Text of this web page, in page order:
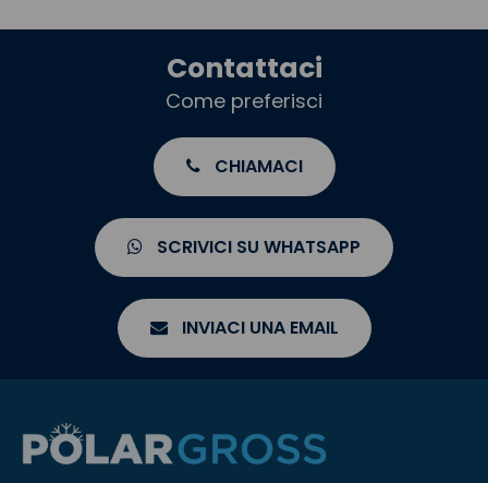
Contattaci
Come preferisci
CHIAMACI
SCRIVICI SU WHATSAPP
INVIACI UNA EMAIL